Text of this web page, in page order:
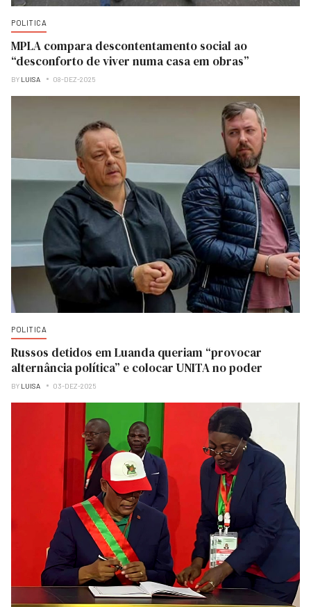
POLITICA
MPLA compara descontentamento social ao
“desconforto de viver numa casa em obras”
BY LUISA 08-DEZ-2025
POLITICA
Russos detidos em Luanda queriam “provocar
alternância política” e colocar UNITA no poder
BY LUISA 03-DEZ-2025